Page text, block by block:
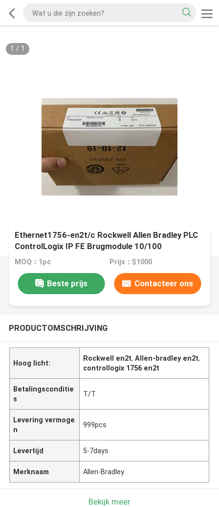
1 / 1
Ethernet1756-en2t/c Rockwell Allen Bradley PLC
ControlLogix IP FE Brugmodule 10/100
MOQ：1pc Prijs：$1000
Beste prijs Contacteer ons
PRODUCTOMSCHRIJVING
Hoog licht:
Rockwell en2t,Allen-bradley en2t,
controllogix 1756 en2t
Betalingsconditie
s
T/T
Levering vermoge
n
999pcs
Levertijd 5-7days
Merknaam Allen-Bradley
Bekijk meer